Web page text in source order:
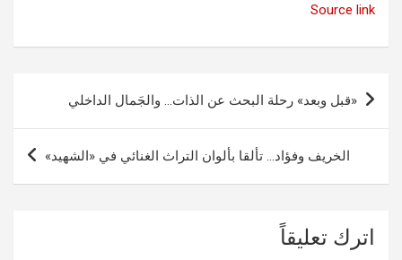
Source link
تصفّح
المقالات
«قبل وبعد» رحلة البحث عن الذات… والجَمال الداخلي
الخريف وفؤاد… تألقا بألوان التراث الغنائي في «الشهيد»
اترك تعليقاً